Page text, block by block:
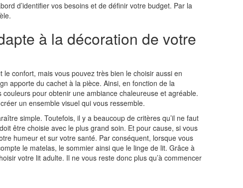
d’identifier vos besoins et de définir votre budget. Par la
à la décoration de votre
confort, mais vous pouvez très bien le choisir aussi en
apporte du cachet à la pièce. Ainsi, en fonction de la
pour obtenir une ambiance chaleureuse et agréable.
un ensemble visuel qui vous ressemble.
simple. Toutefois, il y a beaucoup de critères qu’il ne faut
être choisie avec le plus grand soin. Et pour cause, si vous
humeur et sur votre santé. Par conséquent, lorsque vous
le matelas, le sommier ainsi que le linge de lit. Grâce à
votre lit adulte. Il ne vous reste donc plus qu’à commencer